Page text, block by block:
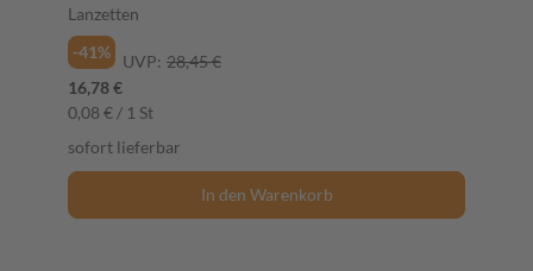
Lanzetten
-41%
UVP: 28,45 €
16,78 €
0,08 € / 1 St
sofort lieferbar
In den Warenkorb